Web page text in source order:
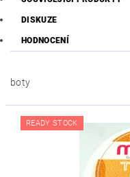
DISKUZE
HODNOCENÍ
boty
READY STOCK